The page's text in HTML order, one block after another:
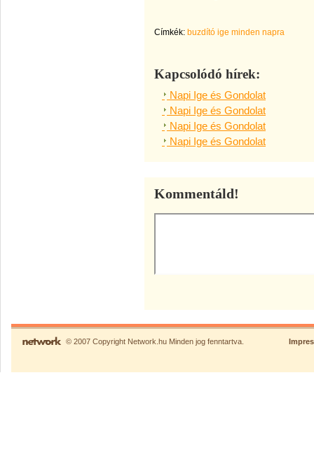
Címkék: buzdító ige minden napra
Kapcsolódó hírek:
Napi Ige és Gondolat
Napi Ige és Gondolat
Napi Ige és Gondolat
Napi Ige és Gondolat
Kommentáld!
© 2007 Copyright Network.hu Minden jog fenntartva.